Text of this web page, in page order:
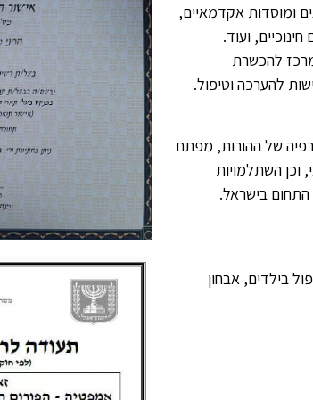
ומוסדות אקדמאיים,
ועוד.
להכשרת
להערכה וטיפול.
של ההורות, מפתח
וכן השתלמויות
התחום בישראל.
בילדים, אבחון